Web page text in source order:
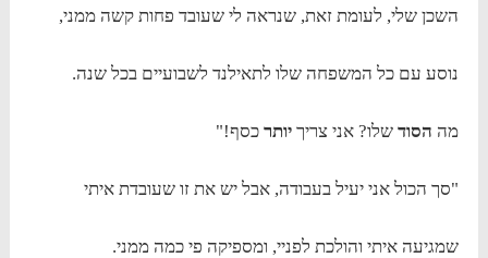
השכן שלי, לעומת זאת, שנראה לי שעובד פחות קשה ממני,
נוסע עם כל המשפחה שלו לתאילנד לשבועיים בכל שנה.
מה הסוד שלו? אני צריךיותר כסף!"
"סך הכול אני יעיל בעבודה, אבל יש את זו שעובדת איתי
שמגיעה איתי והולכת לפניי, ומספיקה פי כמה ממני.